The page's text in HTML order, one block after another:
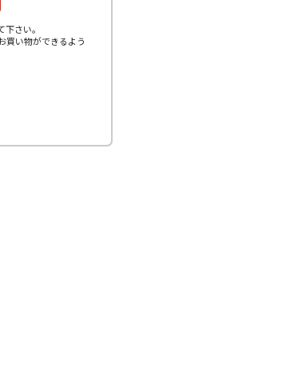
さい。
買い物ができるよう